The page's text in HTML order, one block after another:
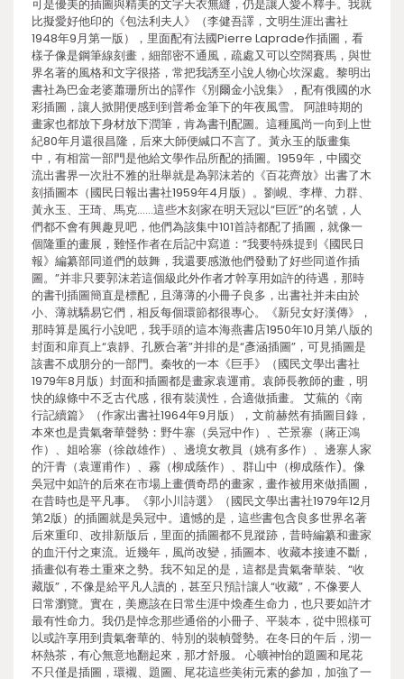
可是優美的插圖與精美的文字天衣無縫，仍是讓人愛不釋手。我就
比擬愛好他印的《包法利夫人》（李健吾譯，文明生涯出書社
1948年9月第一版），里面配有法國Pierre Laprade作插圖，看
樣子像是鋼筆線刻畫，細部密不通風，疏處又可以空闊賽馬，與世
界名著的風格和文字很搭，常把我誘至小說人物心坎深處。黎明出
書社為巴金老婆蕭珊所出的譯作《別爾金小說集》，配有俄國的水
彩插圖，讓人掀開便感到到普希金筆下的年夜風雪。 阿誰時期的
畫家也都放下身材放下潤筆，肯為書刊配圖。這種風尚一向到上世
紀80年月還很昌隆，后來大師便緘口不言了。黃永玉的版畫集
中，有相當一部門是他給文學作品所配的插圖。1959年，中國交
流出書界一次壯不雅的壯舉就是為郭沫若的《百花齊放》出書了木
刻插圖本（國民日報出書社1959年4月版）。劉峴、李樺、力群、
黃永玉、王琦、馬克……這些木刻家在明天冠以“巨匠”的名號，人
們都不會有興趣見吧，他們為該集中101首詩都配了插圖，就像一
個隆重的畫展，難怪作者在后記中寫道：“我要特殊提到《國民日
報》編纂部同道們的鼓舞，我還要感激他們發動了好些同道作插
圖。”并非只要郭沫若這個級此外作者才幹享用如許的待遇，那時
的書刊插圖簡直是標配，且薄薄的小冊子良多，出書社并未由於
小、薄就驕易它們，相反每個環節都很專心。《新兒女好漢傳》，
那時算是風行小說吧，我手頭的這本海燕書店1950年10月第八版的
封面和扉頁上“袁靜、孔厥合著”并排的是“彥涵插圖”，可見插圖是
該書不成朋分的一部門。秦牧的一本《巨手》（國民文學出書社
1979年8月版）封面和插圖都是畫家袁運甫。袁師長教師的畫，明
快的線條中不乏古代感，很有裝潢性，合適做插畫。 艾蕪的《南
行記續篇》（作家出書社1964年9月版），文前赫然有插圖目錄，
本來也是貴氣奢華聲勢：野牛寨（吳冠中作）、芒景寨（蔣正鴻
作）、姐哈寨（徐啟雄作）、邊境女教員（姚有多作）、邊寨人家
的汗青（袁運甫作）、霧（柳成蔭作）、群山中（柳成蔭作)。像
吳冠中如許的后來在市場上畫價奇昂的畫家，畫作被用來做插圖，
在昔時也是平凡事。《郭小川詩選》（國民文學出書社1979年12月
第2版）的插圖就是吳冠中。遺憾的是，這些書包含良多世界名著
后來重印、改排新版后，里面的插圖都不見蹤跡，昔時編纂和畫家
的血汗付之東流。近幾年，風尚改變，插圖本、收藏本接連不斷，
插畫似有卷土重來之勢。我不知足的是，這都是貴氣奢華裝、“收
藏版”，不像是給平凡人讀的，甚至只預計讓人“收藏”，不像要人
日常瀏覽。實在，美應該在日常生涯中煥產生命力，也只要如許才
最有性命力。我仍是悼念那些通俗的小冊子、平裝本，從中照樣可
以或許享用到貴氣奢華的、特別的裝幀聲勢。在冬日的午后，沏一
杯熱茶，有心無意地翻起來，那才舒服。 心曠神怡的題圖和尾花
不只僅是插圖，環襯、題圖、尾花這些美術元素的參加，加強了一